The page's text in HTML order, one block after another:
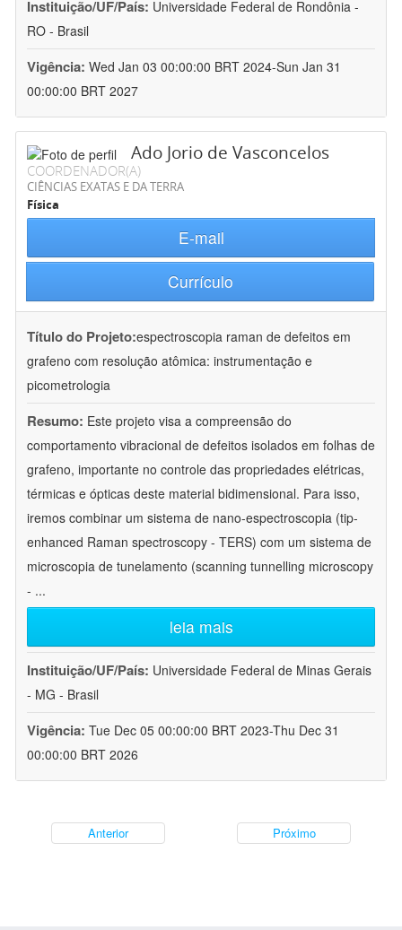
Instituição/UF/País: Universidade Federal de Rondônia -
RO - Brasil
Vigência: Wed Jan 03 00:00:00 BRT 2024-Sun Jan 31
00:00:00 BRT 2027
Ado Jorio de Vasconcelos
COORDENADOR(A)
CIÊNCIAS EXATAS E DA TERRA
Física
E-mail
Currículo
Título do Projeto:espectroscopia raman de defeitos em
grafeno com resolução atômica: instrumentação e
picometrologia
Resumo: Este projeto visa a compreensão do
comportamento vibracional de defeitos isolados em folhas de
grafeno, importante no controle das propriedades elétricas,
térmicas e ópticas deste material bidimensional. Para isso,
iremos combinar um sistema de nano-espectroscopia (tip-
enhanced Raman spectroscopy - TERS) com um sistema de
microscopia de tunelamento (scanning tunnelling microscopy
- ...
leia mais
Instituição/UF/País: Universidade Federal de Minas Gerais
- MG - Brasil
Vigência: Tue Dec 05 00:00:00 BRT 2023-Thu Dec 31
00:00:00 BRT 2026
Anterior Próximo